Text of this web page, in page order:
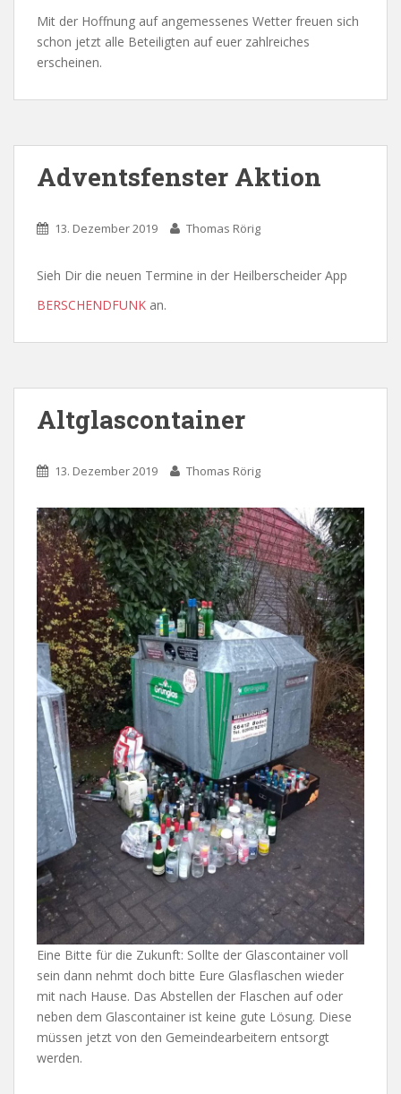
Mit der Hoffnung auf angemessenes Wetter freuen sich
schon jetzt alle Beteiligten auf euer zahlreiches
erscheinen.
Adventsfenster Aktion
13. Dezember 2019 Thomas Rörig
Sieh Dir die neuen Termine in der Heilberscheider App
BERSCHENDFUNK an.
Altglascontainer
13. Dezember 2019 Thomas Rörig
Eine Bitte für die Zukunft: Sollte der Glascontainer voll
sein dann nehmt doch bitte Eure Glasflaschen wieder
mit nach Hause. Das Abstellen der Flaschen auf oder
neben dem Glascontainer ist keine gute Lösung. Diese
müssen jetzt von den Gemeindearbeitern entsorgt
werden.